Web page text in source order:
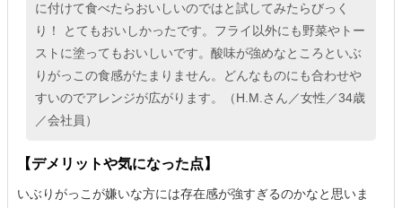
に付けて食べたらおいしいのではと試してみたらびっく
り！ とてもおいしかったです。フライ以外にも野菜やトー
ストに塗ってもおいしいです。酸味が強めなところといぶ
りがっこの食感がたまりません。どんなものにも合わせや
すいのでアレンジが広がります。（H.M.さん／女性／34歳
／会社員）
【デメリットや気になった点】
いぶりがっこが嫌いな方には存在感が強すぎるのかなと思いま